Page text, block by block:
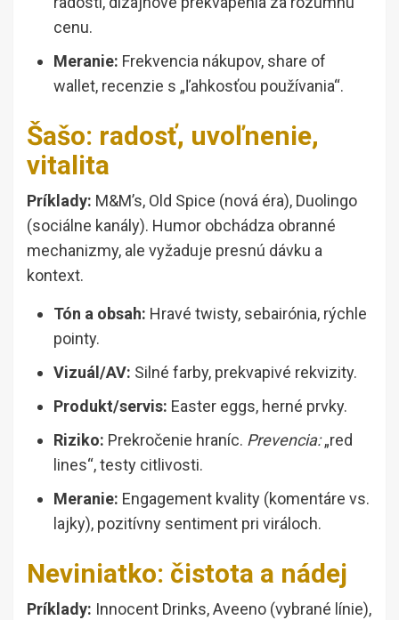
cenu.
Meranie: Frekvencia nákupov, share of
wallet, recenzie s „ľahkosťou používania“.
Šašo: radosť, uvoľnenie,
vitalita
Príklady: M&M’s, Old Spice (nová éra), Duolingo
(sociálne kanály). Humor obchádza obranné
mechanizmy, ale vyžaduje presnú dávku a
kontext.
Tón a obsah: Hravé twisty, sebairónia, rýchle
pointy.
Vizuál/AV: Silné farby, prekvapivé rekvizity.
Produkt/servis: Easter eggs, herné prvky.
Riziko: Prekročenie hraníc. Prevencia:„red
lines“, testy citlivosti.
Meranie: Engagement kvality (komentáre vs.
lajky), pozitívny sentiment pri viráloch.
Neviniatko: čistota a nádej
Príklady: Innocent Drinks, Aveeno (vybrané línie),